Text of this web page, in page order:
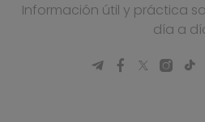
Información útil y práctica
día a